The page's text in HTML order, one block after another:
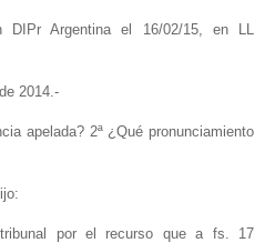
DIPr Argentina el 16/02/15, en LL
2014.-
apelada? 2ª ¿Qué pronunciamiento
por el recurso que a fs. 17